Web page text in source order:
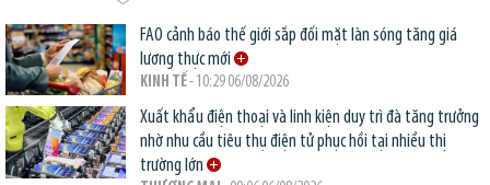
FAO cảnh báo thế giới sắp đối mặt làn sóng tăng giá
lương thực mới
KINH TẾ- 10:29 06/08/2026
Xuất khẩu điện thoại và linh kiện duy trì đà tăng trưởng
nhờ nhu cầu tiêu thụ điện tử phục hồi tại nhiều thị
trường lớn